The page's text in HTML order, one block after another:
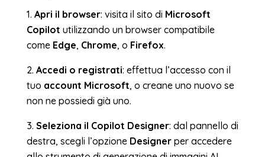
1. Apri il browser: visita il sito di Microsoft
Copilot utilizzando un browser compatibile
come Edge, Chrome, o Firefox.
2. Accedi o registrati: effettua l’accesso con il
tuo account Microsoft, o creane uno nuovo se
non ne possiedi già uno.
3. Seleziona il Copilot Designer: dal pannello di
destra, scegli l’opzione Designerper accedere